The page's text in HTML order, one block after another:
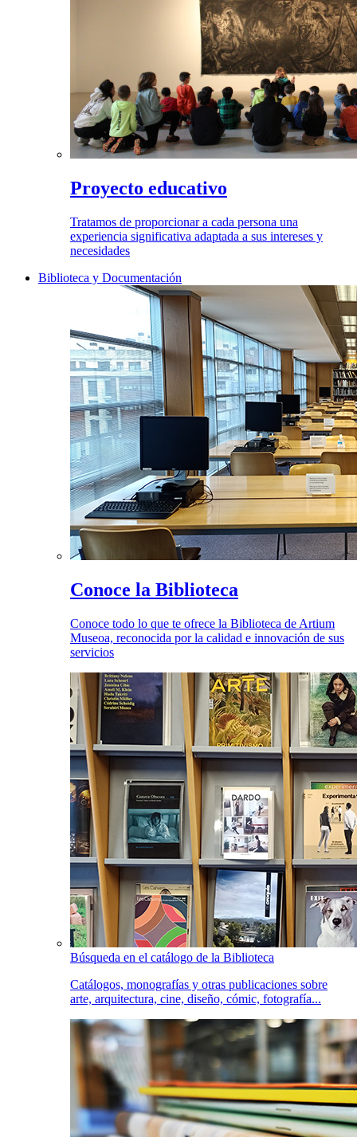
Proyecto educativo
Tratamos de proporcionar a cada persona una
experiencia significativa adaptada a sus intereses y
necesidades
Biblioteca y Documentación
Conoce la Biblioteca
Conoce todo lo que te ofrece la Biblioteca de Artium
Museoa, reconocida por la calidad e innovación de sus
servicios
Búsqueda en el catálogo de la Biblioteca
Catálogos, monografías y otras publicaciones sobre
arte, arquitectura, cine, diseño, cómic, fotografía...